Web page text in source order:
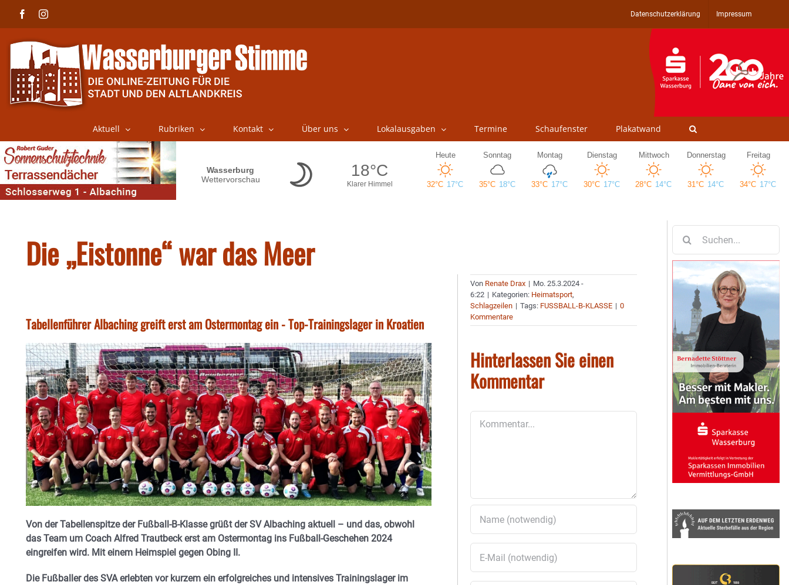
FacebookInstagram Datenschutzerklärung Impressum
Aktuell Rubriken Kontakt Über uns Lokalausgaben Termine Schaufenster Plakatwand
Die „Eistonne“ war das Meer
Tabellenführer Albaching greift erst am Ostermontag ein - Top-Trainingslager in Kroatien
Von der Tabellenspitze der Fußball-B-Klasse grüßt der SV Albaching aktuell – und das, obwohl
das Team um Coach Alfred Trautbeck erst am Ostermontag ins Fußball-Geschehen 2024
eingreifen wird. Mit einem Heimspiel gegen Obing II.
Die Fußballer des SVA erlebten vor kurzem ein erfolgreiches und intensives Trainingslager im
Von Renate Drax | Mo. 25.3.2024 -
6:22 | Kategorien: Heimatsport,
Schlagzeilen | Tags: FUSSBALL-B-KLASSE | 0
Kommentare
Hinterlassen Sie einen
Kommentar
nach: